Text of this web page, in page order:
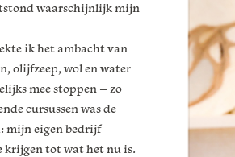
waarschijnlijk mijn
ik het ambacht van
olijfzeep, wol en water
mee stoppen – zo
cursussen was de
mijn eigen bedrijf
krijgen tot wat het nu is.